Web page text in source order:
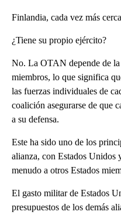
Finlandia, cada vez más
¿Tiene su propio ejército?
No. La OTAN depende de la
miembros, lo que significa
las fuerzas individuales de
coalición asegurarse de que
a su defensa.
Este ha sido uno de los
alianza, con Estados
menudo a otros Estados
El gasto militar de Estados
presupuestos de los demás